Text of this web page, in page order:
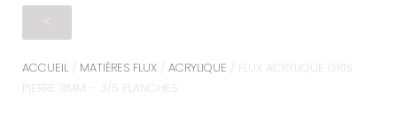
<
ACCUEIL / MATIÈRES FLUX / ACRYLIQUE / FLUX ACRYLIQUE GRIS
PIERRE 3MM – 3/5 PLANCHES